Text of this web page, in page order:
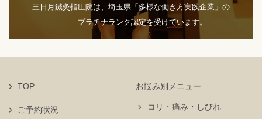
三日月鍼灸指圧院は、埼玉県「多様な働き方実践企業」の
プラチナランク認定を受けています。
TOP
ご予約状況
お悩み別メニュー
コリ・痛み・しびれ